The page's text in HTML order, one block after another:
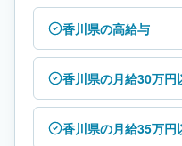
香川県の高給与
香川県の月給30万円
香川県の月給35万円